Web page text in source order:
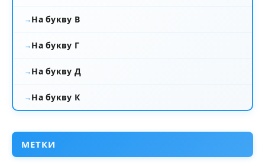
На букву В
На букву Г
На букву Д
На букву К
МЕТКИ